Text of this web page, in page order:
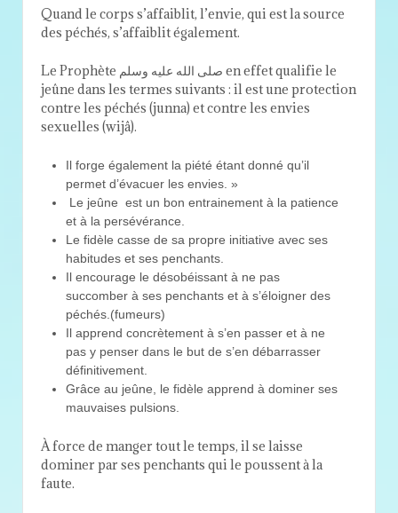
Quand le corps s’affaiblit, l’envie, qui est la source
des péchés, s’affaiblit également.
Le Prophète صلى الله عليه وسلم en effet qualifie le
jeûne dans les termes suivants : il est une protection
contre les péchés (junna) et contre les envies
sexuelles (wijâ).
Il forge également la piété étant donné qu’il
permet d’évacuer les envies. »
Le jeûne est un bon entrainement à la patience
et à la persévérance.
Le fidèle casse de sa propre initiative avec ses
habitudes et ses penchants.
Il encourage le désobéissant à ne pas
succomber à ses penchants et à s’éloigner des
péchés.(fumeurs)
Il apprend concrètement à s’en passer et à ne
pas y penser dans le but de s’en débarrasser
définitivement.
Grâce au jeûne, le fidèle apprend à dominer ses
mauvaises pulsions.
À force de manger tout le temps, il se laisse
dominer par ses penchants qui le poussent à la
faute.